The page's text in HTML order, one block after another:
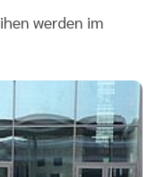
werden im